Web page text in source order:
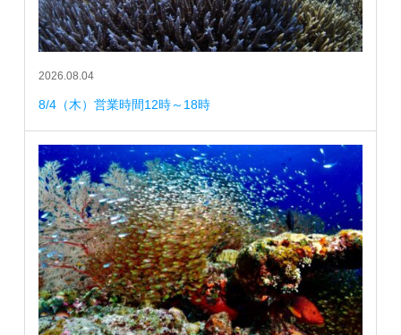
2026.08.04
8/4（木）営業時間12時～18時